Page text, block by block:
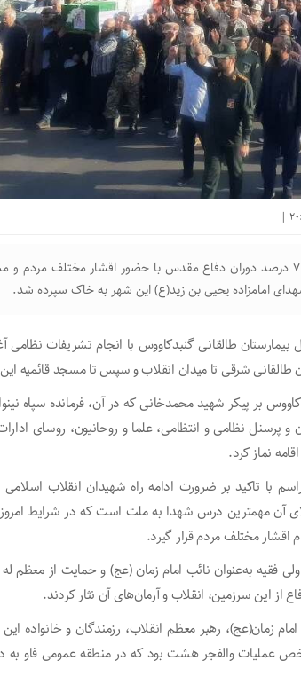
پیکر شهید "رضا محمدخانی" از جانبازان ۷۰ درصد دوران دفاع مقدس با حضور اقشار
امامزاده یحیی بن زید(ع) این شهر به خاک سپرده شد.
بیمارستان طالقانی گنبدکاووس با انجام تشریفات نظامی
شرقی تا میدان انقلاب و سپس تا مسجد قائمیه
بر پیکر شهید محمدخانی که در آن، فرمانده سپاه
و پرسنل نظامی و انتظامی، علما و روحانیون، روسای
نماز کرد.
با تاکید بر ضرورت ادامه راه شهیدان انقلاب
آن مهمترین درس شهدا به ملت است که در شرایط
اقشار مختلف مردم قرار گیرد.
فقیه به‌عنوان نائب امام زمان‌ (عج) و حمایت از معظم
این سرزمین، انقلاب و آرمان‌های آن نثار کردند.
زمان(عج)، رهبر معظم انقلاب، رزمندگان و خانواده
عملیات والفجر هشت بود که در منطقه عمومی فاو به